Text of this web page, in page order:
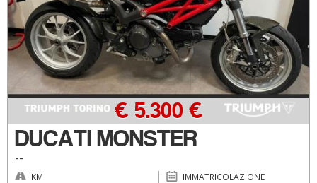
DUCATI MONSTER
--
€ 5.300 €
KM IMMATRICOLAZIONE